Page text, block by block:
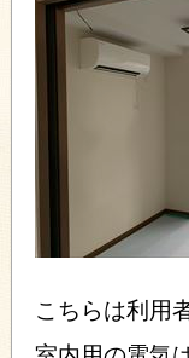
こちらは利用